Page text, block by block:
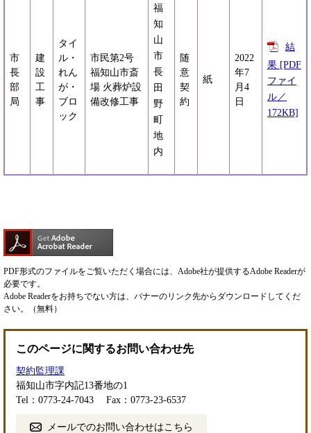
市
長
部
局
建
設
工
事
タイ
ル・
れん
が・
ブロ
ック
市民第2号
福知山市斎
場 火葬炉設
備改修工事
福
知
山
市
長
田
野
町
地
内
随
意
契
約
紙
2022
年7
月4
日
結
果 [PDF
ファイ
ル／
172KB]
PDF形式のファイルをご覧いただく場合には、Adobe社が提供するAdobe Readerが
必要です。
Adobe Readerをお持ちでない方は、バナーのリンク先からダウンロードしてくだ
さい。（無料）
このページに関するお問い合わせ先
契約監理課
福知山市字内記13番地の1
Tel：0773-24-7043
Fax：0773-23-6537
メールでのお問い合わせはこちら